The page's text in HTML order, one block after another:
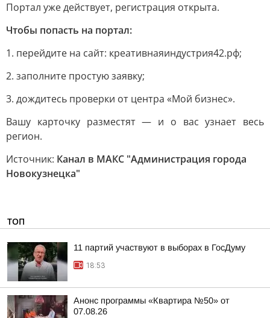
Портал уже действует, регистрация открыта.
Чтобы попасть на портал:
1. перейдите на сайт: креативнаяиндустрия42.рф;
2. заполните простую заявку;
3. дождитесь проверки от центра «Мой бизнес».
Вашу карточку разместят — и о вас узнает весь
регион.
Источник: Канал в МАКС "Администрация города
Новокузнецка"
ТОП
11 партий участвуют в выборах в ГосДуму
18:53
Анонс программы «Квартира №50» от
07.08.26